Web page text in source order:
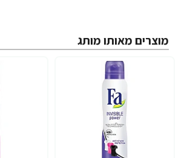
מוצרים מאותו מותג